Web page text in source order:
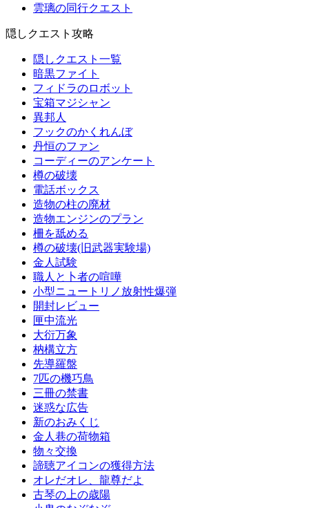
雲璃の同行クエスト
隠しクエスト攻略
隠しクエスト一覧
暗黒ファイト
フィドラのロボット
宝箱マジシャン
異邦人
フックのかくれんぼ
丹恒のファン
コーディーのアンケート
樽の破壊
電話ボックス
造物の柱の廃材
造物エンジンのプラン
柵を舐める
樽の破壊(旧武器実験場)
金人試験
職人と卜者の喧嘩
小型ニュートリノ放射性爆弾
開封レビュー
匣中流光
大衍万象
枘構立方
先導羅盤
7匹の機巧鳥
三冊の禁書
迷惑な広告
新のおみくじ
金人巷の荷物箱
物々交換
諦聴アイコンの獲得方法
オレだオレ、龍尊だよ
古琴の上の歳陽